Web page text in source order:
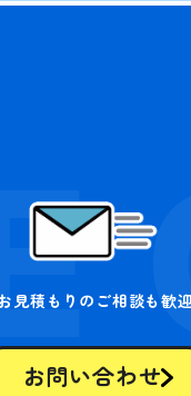
見積もりのご相談も歓
お問い合わせ